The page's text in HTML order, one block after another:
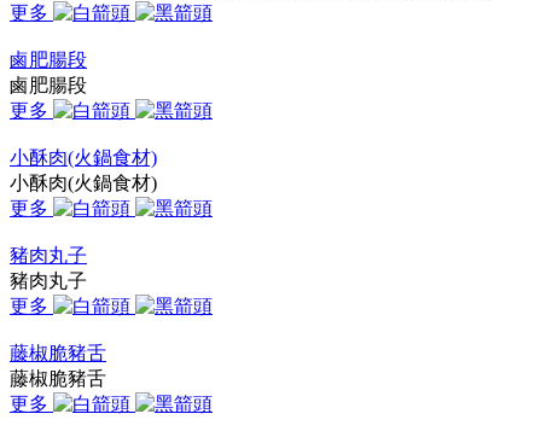
更多
鹵肥腸段
鹵肥腸段
更多
小酥肉(火鍋食材)
小酥肉(火鍋食材)
更多
豬肉丸子
豬肉丸子
更多
藤椒脆豬舌
藤椒脆豬舌
更多